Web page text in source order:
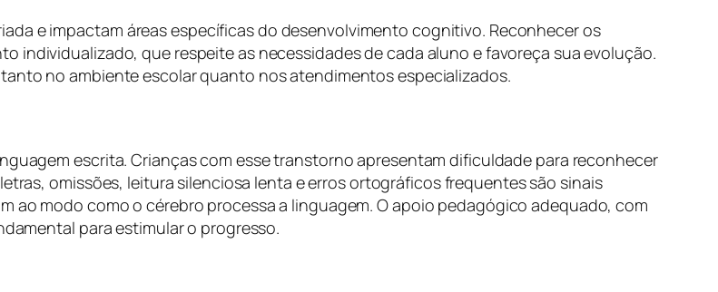
e impactam áreas específicas do desenvolvimento cognitivo. Reconhecer os
individualizado, que respeite as necessidades de cada aluno e favoreça sua evolução.
no ambiente escolar quanto nos atendimentos especializados.
escrita. Crianças com esse transtorno apresentam dificuldade para reconhecer
omissões, leitura silenciosa lenta e erros ortográficos frequentes são sinais
ao modo como o cérebro processa a linguagem. O apoio pedagógico adequado, com
para estimular o progresso.